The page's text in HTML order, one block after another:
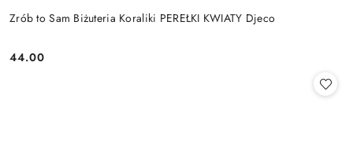
Zrób to Sam Biżuteria Koraliki PEREŁKI KWIATY Djeco
Cena:
44.00